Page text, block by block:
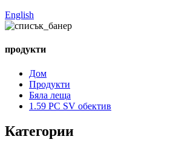
English
продукти
Дом
Продукти
Бяла леща
1.59 PC SV обектив
Категории